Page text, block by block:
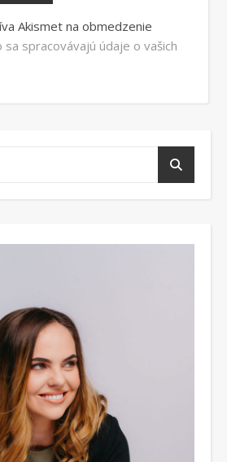
Akismet na obmedzenie
sa spracovávajú údaje o vašich